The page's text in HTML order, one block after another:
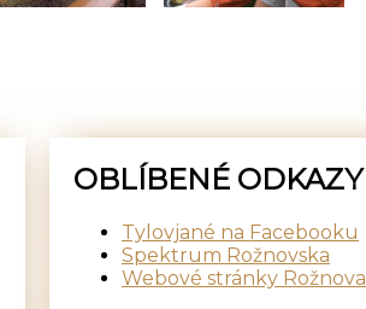
OBLÍBENÉ ODKAZY
Tylovjané na Facebooku
Spektrum Rožnovska
Webové stránky Rožnova